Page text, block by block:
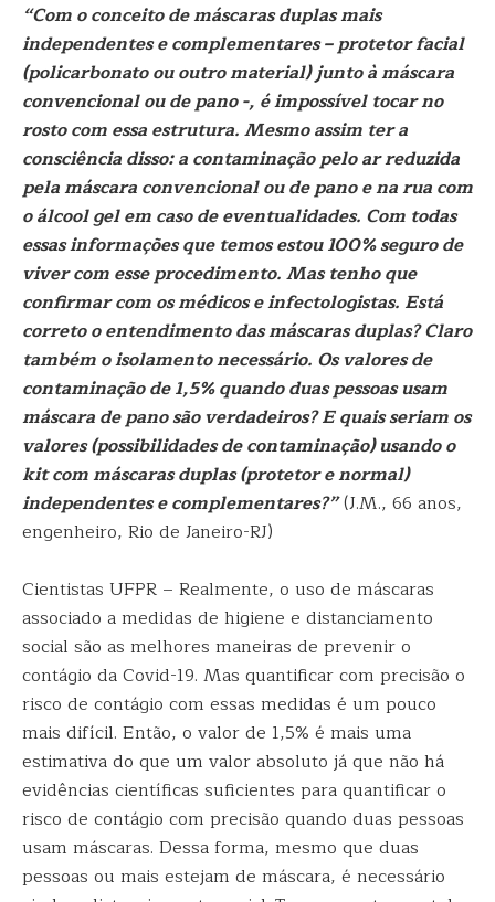
“Com o conceito de máscaras duplas mais
independentes e complementares – protetor facial
(policarbonato ou outro material) junto à máscara
convencional ou de pano -, é impossível tocar no
rosto com essa estrutura. Mesmo assim ter a
consciência disso: a contaminação pelo ar reduzida
pela máscara convencional ou de pano e na rua com
o álcool gel em caso de eventualidades. Com todas
essas informações que temos estou 100% seguro de
viver com esse procedimento. Mas tenho que
confirmar com os médicos e infectologistas. Está
correto o entendimento das máscaras duplas? Claro
também o isolamento necessário. Os valores de
contaminação de 1,5% quando duas pessoas usam
máscara de pano são verdadeiros? E quais seriam os
valores (possibilidades de contaminação) usando o
kit com máscaras duplas (protetor e normal)
independentes e complementares?”(J.M., 66 anos,
engenheiro, Rio de Janeiro-RJ)
Cientistas UFPR – Realmente, o uso de máscaras
associado a medidas de higiene e distanciamento
social são as melhores maneiras de prevenir o
contágio da Covid-19. Mas quantificar com precisão o
risco de contágio com essas medidas é um pouco
mais difícil. Então, o valor de 1,5% é mais uma
estimativa do que um valor absoluto já que não há
evidências científicas suficientes para quantificar o
risco de contágio com precisão quando duas pessoas
usam máscaras. Dessa forma, mesmo que duas
pessoas ou mais estejam de máscara, é necessário